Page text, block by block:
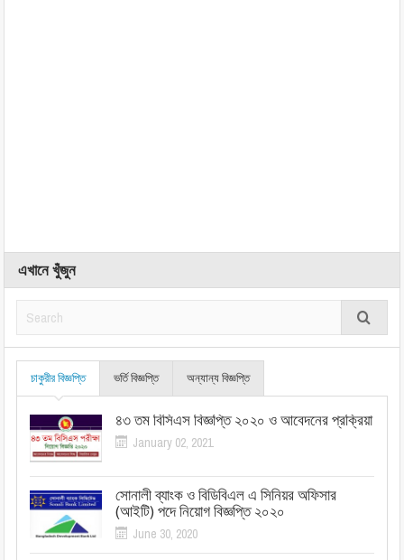
এখানে খুঁজুন
চাকুরীর বিজ্ঞপ্তি ভর্তি বিজ্ঞপ্তি অন্যান্য বিজ্ঞপ্তি
৪৩ তম বিসিএস বিজ্ঞপ্তি ২০২০ ও আবেদনের প্রক্রিয়া
January 02, 2021
সোনালী ব্যাংক ও বিডিবিএল এ সিনিয়র অফিসার
(আইটি) পদে নিয়োগ বিজ্ঞপ্তি ২০২০
June 30, 2020